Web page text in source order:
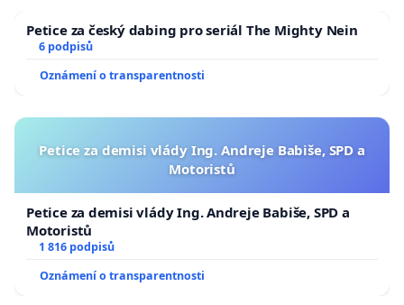
Petice za český dabing pro seriál The Mighty Nein
6 podpisů
Oznámení o transparentnosti
Petice za demisi vlády Ing. Andreje Babiše, SPD a
Motoristů
Petice za demisi vlády Ing. Andreje Babiše, SPD a
Motoristů
1 816 podpisů
Oznámení o transparentnosti